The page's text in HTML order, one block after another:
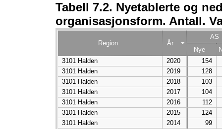
Tabell 7.2. Nyetablerte og
organisasjonsform. Antall.
Region År
AS
Nye
3101 Halden
2020
154
3101 Halden
2019
128
3101 Halden
2018
103
3101 Halden
2017
104
3101 Halden
2016
112
3101 Halden
2015
124
3101 Halden
2014
99